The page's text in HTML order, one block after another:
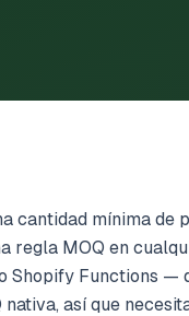
cantidad mínima de
regla MOQ en
Shopify Functions —
así que